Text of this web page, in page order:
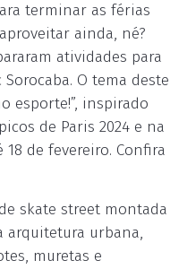
terminar as férias
ainda, né?
atividades para
O tema deste
esporte!”, inspirado
de Paris 2024 e na
18 de fevereiro. Confira
skate street montada
arquitetura urbana,
muretas e